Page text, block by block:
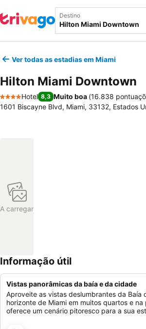
Destino
Ver todas as estadias em Miami
Hilton Miami Downtown
4 Estrelas
Hotel 8,3 Muito boa (16.838
1601 Biscayne Blvd, Miami, 33132, Estados
A carregar
Informação útil
Vistas panorâmicas da baía e da cidade
Aproveite as vistas deslumbrantes da Baía
horizonte de Miami em muitos quartos e
oferece um cenário pitoresco para a sua